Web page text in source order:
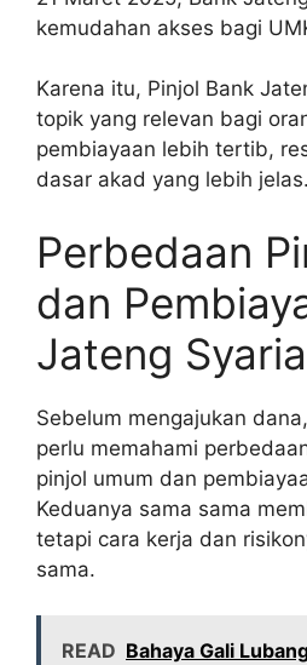
kemudahan akses bagi
Karena itu, Pinjol Bank
topik yang relevan bagi
pembiayaan lebih tertib,
dasar akad yang lebih jelas.
Perbedaan
dan
Jateng
Sebelum mengajukan
perlu memahami
pinjol umum dan
Keduanya sama sama
tetapi cara kerja dan
sama.
READ Bahaya Gali